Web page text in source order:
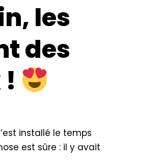
les
des
installé le temps
est sûre : il y avait